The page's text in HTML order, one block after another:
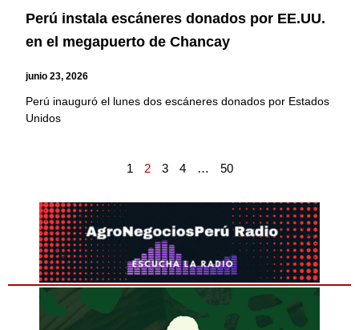
Perú instala escáneres donados por EE.UU.
en el megapuerto de Chancay
junio 23, 2026
Perú inauguró el lunes dos escáneres donados por Estados
Unidos
1 2 3 4 … 50